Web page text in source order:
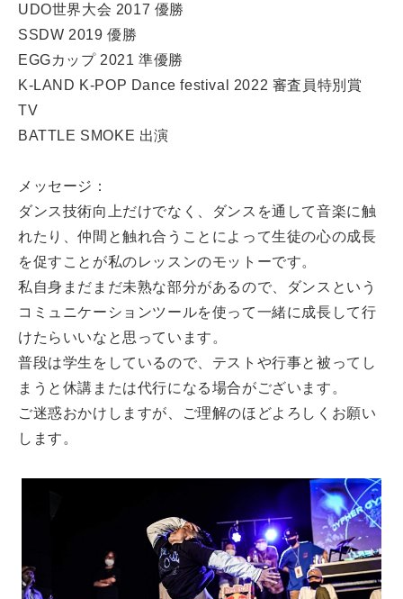
UDO世界大会 2017 優勝
SSDW 2019 優勝
EGGカップ 2021 準優勝
K-LAND K-POP Dance festival 2022 審査員特別賞
TV
BATTLE SMOKE 出演
メッセージ：
ダンス技術向上だけでなく、ダンスを通して音楽に触
れたり、仲間と触れ合うことによって生徒の心の成長
を促すことが私のレッスンのモットーです。
私自身まだまだ未熟な部分があるので、ダンスという
コミュニケーションツールを使って一緒に成長して行
けたらいいなと思っています。
普段は学生をしているので、テストや行事と被ってし
まうと休講または代行になる場合がございます。
ご迷惑おかけしますが、ご理解のほどよろしくお願い
します。